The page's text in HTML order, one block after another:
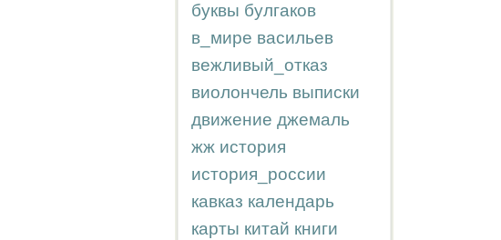
буквы булгаков
в_мире васильев
вежливый_отказ
виолончель выписки
движение джемаль
жж история
история_россии
кавказ календарь
карты китай книги